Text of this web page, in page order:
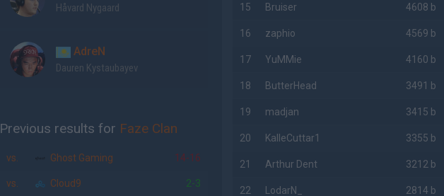
Håvard Nygaard
AdreN
Dauren Kystaubayev
Previous results for Faze Clan
vs. Ghost Gaming 14-16
vs. Cloud9 2-3
15 Bruiser 4608 b
16 zaphio 4569 b
17 YuMMie 4160 b
18 ButterHead 3491 b
19 madjan 3415 b
20 KalleCuttar1 3355 b
21 Arthur Dent 3212 b
22 LodarN_ 2814 b